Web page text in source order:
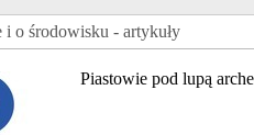
o środowisku - artykuły
Piastowie pod lupą